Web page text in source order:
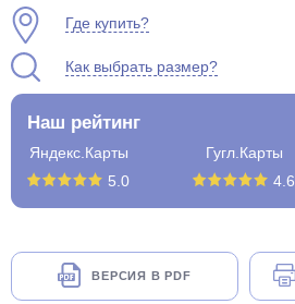
Где купить?
Как выбрать размер?
Наш рейтинг
Яндекс.Карты
5.0
Гугл.Карты
4.6
ВЕРСИЯ В PDF